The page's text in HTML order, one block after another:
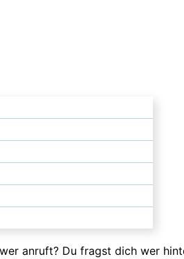
anruft? Du fragst dich wer